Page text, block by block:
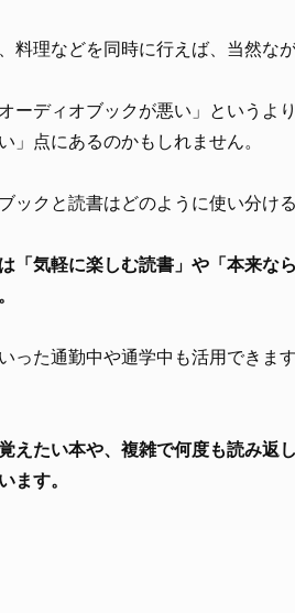
料理などを同時に行えば、当然な
ーディオブックが悪い」というよ
」点にあるのかもしれません。
ックと読書はどのように使い分け
「気軽に楽しむ読書」や「本来な
った通勤中や通学中も活用できま
えたい本や、複雑で何度も読み返
ます。